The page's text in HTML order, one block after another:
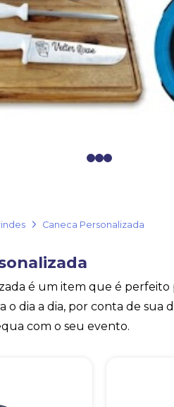
01 2
Caneca Personalizada
é um item que é perfeito
o dia a dia, por conta de sua
com o seu evento.